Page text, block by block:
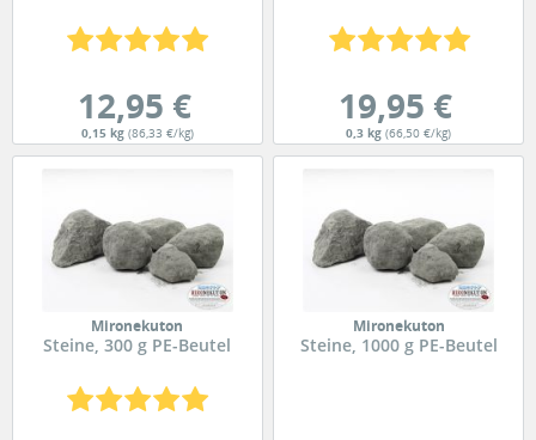
12,95 €
0,15 kg (86,33 €/kg)
19,95 €
0,3 kg(66,50 €/kg)
Mironekuton
Steine, 300 g PE-Beutel
Mironekuton
Steine, 1000 g PE-Beutel